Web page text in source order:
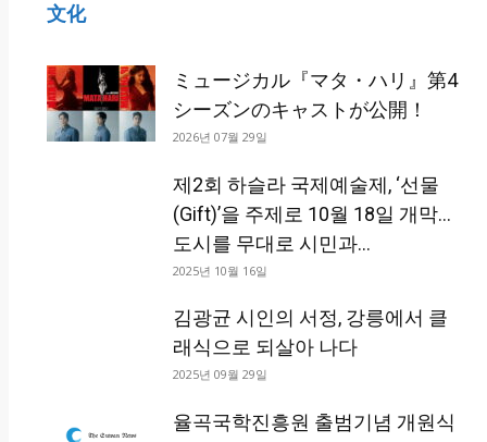
文化
ミュージカル『マタ・ハリ』第4
シーズンのキャストが公開！
2026년 07월 29일
제2회 하슬라 국제예술제, ‘선물
(Gift)’을 주제로 10월 18일 개막…
도시를 무대로 시민과...
2025년 10월 16일
김광균 시인의 서정, 강릉에서 클
래식으로 되살아 나다
2025년 09월 29일
율곡국학진흥원 출범기념 개원식